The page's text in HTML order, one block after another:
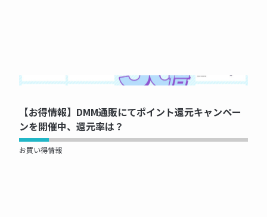
NOW PRINTING...
【お得情報】DMM通販にてポイント還元キャンペー
ンを開催中、還元率は？
お買い得情報